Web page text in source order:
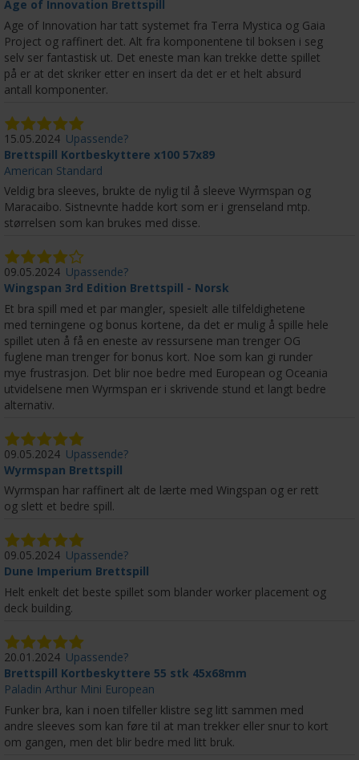
Age of Innovation Brettspill
Age of Innovation har tatt systemet fra Terra Mystica og Gaia
Project og raffinert det. Alt fra komponentene til boksen i seg
selv ser fantastisk ut. Det eneste man kan trekke dette spillet
på er at det skriker etter en insert da det er et helt absurd
antall komponenter.
15.05.2024 Upassende?
Brettspill Kortbeskyttere x100 57x89
American Standard
Veldig bra sleeves, brukte de nylig til å sleeve Wyrmspan og
Maracaibo. Sistnevnte hadde kort som er i grenseland mtp.
størrelsen som kan brukes med disse.
09.05.2024 Upassende?
Wingspan 3rd Edition Brettspill - Norsk
Et bra spill med et par mangler, spesielt alle tilfeldighetene
med terningene og bonus kortene, da det er mulig å spille hele
spillet uten å få en eneste av ressursene man trenger OG
fuglene man trenger for bonus kort. Noe som kan gi runder
mye frustrasjon. Det blir noe bedre med European og Oceania
utvidelsene men Wyrmspan er i skrivende stund et langt bedre
alternativ.
09.05.2024 Upassende?
Wyrmspan Brettspill
Wyrmspan har raffinert alt de lærte med Wingspan og er rett
og slett et bedre spill.
09.05.2024 Upassende?
Dune Imperium Brettspill
Helt enkelt det beste spillet som blander worker placement og
deck building.
20.01.2024 Upassende?
Brettspill Kortbeskyttere 55 stk 45x68mm
Paladin Arthur Mini European
Funker bra, kan i noen tilfeller klistre seg litt sammen med
andre sleeves som kan føre til at man trekker eller snur to kort
om gangen, men det blir bedre med litt bruk.